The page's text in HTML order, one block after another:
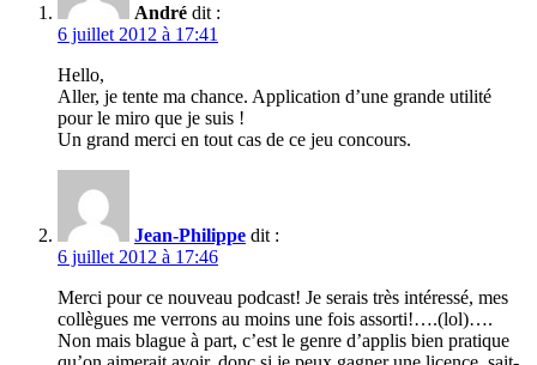
André dit :
6 juillet 2012 à 17:41
Hello,
Aller, je tente ma chance. Application d’une grande utilité
pour le miro que je suis !
Un grand merci en tout cas de ce jeu concours.
Jean-Philippe dit :
6 juillet 2012 à 17:46
Merci pour ce nouveau podcast! Je serais très intéressé, mes
collègues me verrons au moins une fois assorti!….(lol)….
Non mais blague à part, c’est le genre d’applis bien pratique